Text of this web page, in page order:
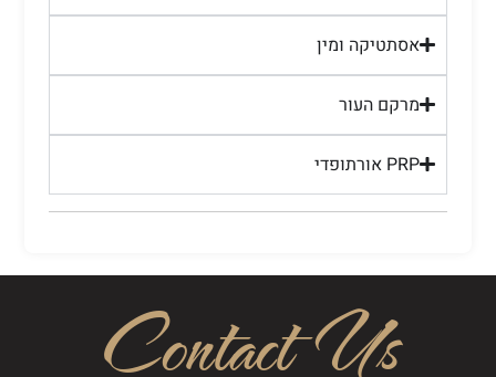
אסתטיקה ומין
מרקם העור
PRP אורתופדי
Contact Us